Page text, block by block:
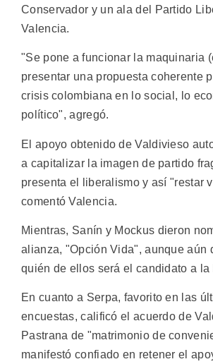
Conservador y un ala del Partido
Valencia.
"Se pone a funcionar la maquinaria
presentar una propuesta coherente
crisis colombiana en lo social, lo
político", agregó.
El apoyo obtenido de Valdivieso
a capitalizar la imagen de partido
presenta el liberalismo y así "restar
comentó Valencia.
Mientras, Sanín y Mockus dieron
alianza, "Opción Vida", aunque aún
quién de ellos será el candidato a la
En cuanto a Serpa, favorito en las
encuestas, calificó el acuerdo de
Pastrana de "matrimonio de
manifestó confiado en retener el